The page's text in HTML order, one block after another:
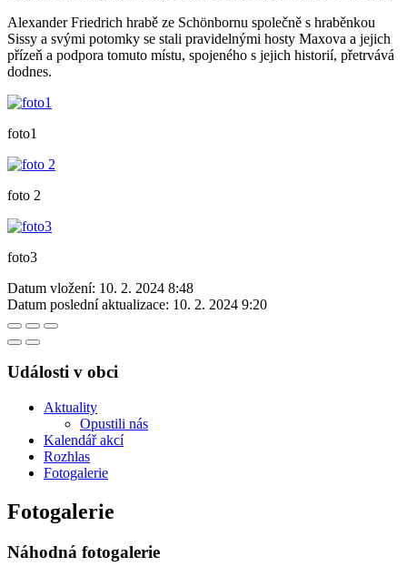
Alexander Friedrich hrabě ze Schönbornu společně s hraběnkou
Sissy a svými potomky se stali pravidelnými hosty Maxova a jejich
přízeň a podpora tomuto místu, spojeného s jejich historií, přetrvává
dodnes.
foto1
foto 2
foto3
Datum vložení: 10. 2. 2024 8:48
Datum poslední aktualizace: 10. 2. 2024 9:20
Události v obci
Aktuality
Opustili nás
Kalendář akcí
Rozhlas
Fotogalerie
Fotogalerie
Náhodná fotogalerie